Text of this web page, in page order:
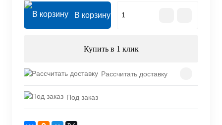
В корзину
Купить в 1 клик
Рассчитать доставку
Под заказ